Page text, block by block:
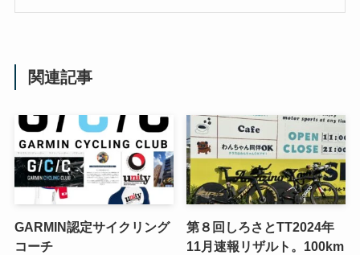
関連記事
GARMIN認定サイクリング
コーチ
第８回しろさとTT2024年
11月速報リザルト。100km